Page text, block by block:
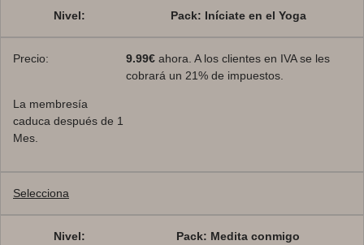
Pack: Iníciate en el Yoga
9.99€ahora. A los clientes en IVA se les
cobrará un 21% de impuestos.
La membresía
caduca después de 1
Mes.
Selecciona
Pack: Medita conmigo